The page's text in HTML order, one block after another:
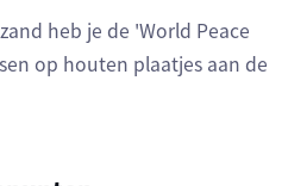
heb je de 'World Peace
op houten plaatjes aan de